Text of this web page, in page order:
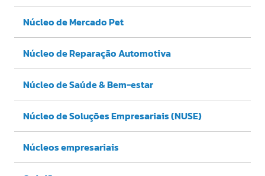
Núcleo de Mercado Pet
Núcleo de Reparação Automotiva
Núcleo de Saúde & Bem-estar
Núcleo de Soluções Empresariais (NUSE)
Núcleos empresariais